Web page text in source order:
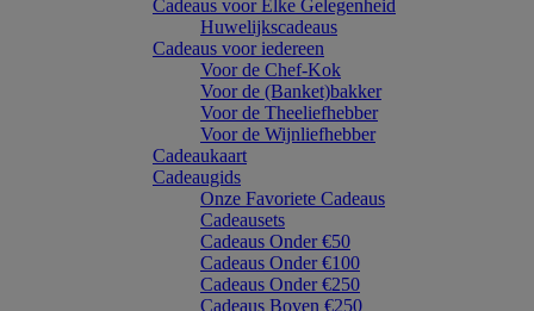
Cadeaus voor Elke Gelegenheid
Huwelijkscadeaus
Cadeaus voor iedereen
Voor de Chef-Kok
Voor de (Banket)bakker
Voor de Theeliefhebber
Voor de Wijnliefhebber
Cadeaukaart
Cadeaugids
Onze Favoriete Cadeaus
Cadeausets
Cadeaus Onder €50
Cadeaus Onder €100
Cadeaus Onder €250
Cadeaus Boven €250